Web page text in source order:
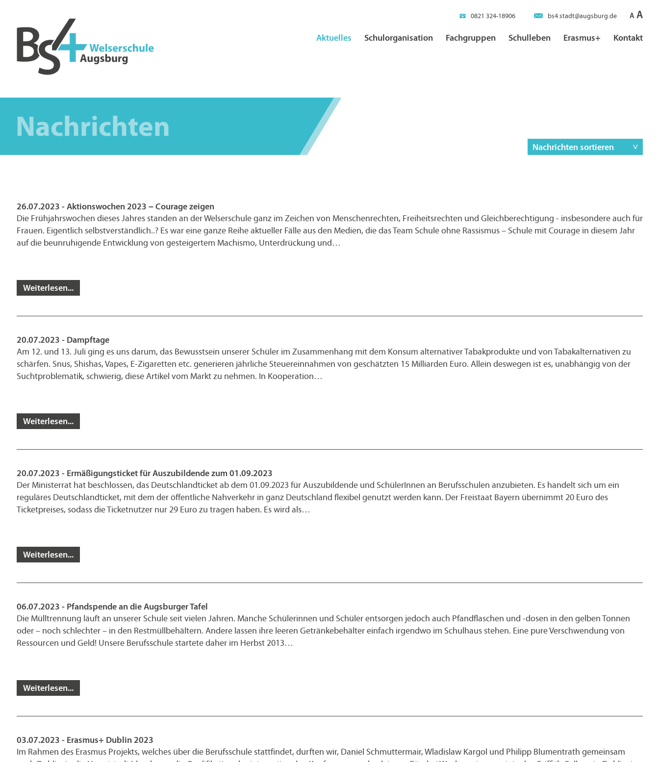
0821 324-18906 bs4.stadt@augsburg.de A A
Aktuelles Schulorganisation Fachgruppen Schulleben Erasmus+ Kontakt
Nachrichten
Nachrichten sortieren
26.07.2023 - Aktionswochen 2023 – Courage zeigen
Die Frühjahrswochen dieses Jahres standen an der Welserschule ganz im Zeichen von Menschenrechten, Freiheitsrechten und Gleichberechtigung - insbesondere auch für
Frauen. Eigentlich selbstverständlich..? Es war eine ganze Reihe aktueller Fälle aus den Medien, die das Team Schule ohne Rassismus – Schule mit Courage in diesem Jahr
auf die beunruhigende Entwicklung von gesteigertem Machismo, Unterdrückung und…
Weiterlesen...
20.07.2023 - Dampftage
Am 12. und 13. Juli ging es uns darum, das Bewusstsein unserer Schüler im Zusammenhang mit dem Konsum alternativer Tabakprodukte und von Tabakalternativen zu
schärfen. Snus, Shishas, Vapes, E-Zigaretten etc. generieren jährliche Steuereinnahmen von geschätzten 15 Milliarden Euro. Allein deswegen ist es, unabhängig von der
Suchtproblematik, schwierig, diese Artikel vom Markt zu nehmen. In Kooperation…
Weiterlesen...
20.07.2023 - Ermäßigungsticket für Auszubildende zum 01.09.2023
Der Ministerrat hat beschlossen, das Deutschlandticket ab dem 01.09.2023 für Auszubildende und SchülerInnen an Berufsschulen anzubieten. Es handelt sich um ein
reguläres Deutschlandticket, mit dem der öffentliche Nahverkehr in ganz Deutschland flexibel genutzt werden kann. Der Freistaat Bayern übernimmt 20 Euro des
Ticketpreises, sodass die Ticketnutzer nur 29 Euro zu tragen haben. Es wird als…
Weiterlesen...
06.07.2023 - Pfandspende an die Augsburger Tafel
Die Mülltrennung läuft an unserer Schule seit vielen Jahren. Manche Schülerinnen und Schüler entsorgen jedoch auch Pfandflaschen und -dosen in den gelben Tonnen
oder – noch schlechter – in den Restmüllbehältern. Andere lassen ihre leeren Getränkebehälter einfach irgendwo im Schulhaus stehen. Eine pure Verschwendung von
Ressourcen und Geld! Unsere Berufsschule startete daher im Herbst 2013…
Weiterlesen...
03.07.2023 - Erasmus+ Dublin 2023
Im Rahmen des Erasmus Projekts, welches über die Berufsschule stattfindet, durften wir, Daniel Schmuttermair, Wladislaw Kargol und Philipp Blumentrath gemeinsam